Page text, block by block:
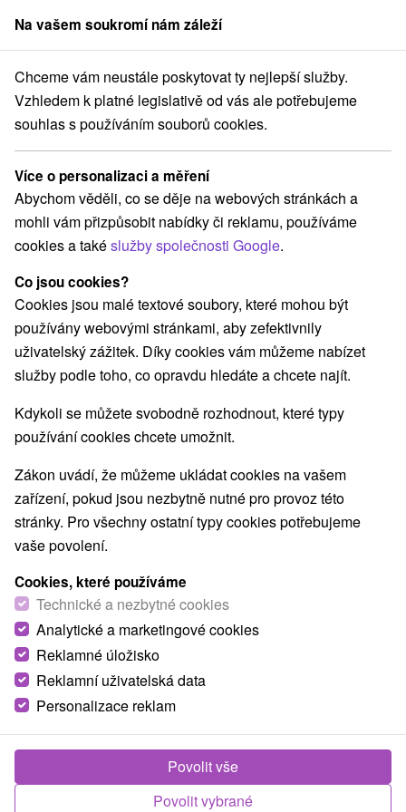
člen skupinySorger
Apartmány Stredné Slovensko Žilinský kraj Turčianske Teplice
Apartmány Turčianske Teplice
Kategorie
Všechny kategorie
Hotely na Slovensku (5)
Apartmány(5) Chaty na prenájom(3) Penzióny
Priváty
Vyberte lokalitu nebo termín
VŠECHNY NEJLEVNĚJŠÍ NEJDRAŽŠÍ PODLE
Apartmány Rezidencia Opera★★★★★
Turčianske Teplice
Na vašem soukromí nám záleží
Chceme vám neustále poskytovat ty nejlepší služby.
Vzhledem k platné legislativě od vás ale potřebujeme
souhlas s používáním souborů cookies.
Více o personalizaci a měření
Abychom věděli, co se děje na webových stránkách a
mohli vám přizpůsobit nabídky či reklamu, používáme
cookies a takéslužby společnosti Google.
Co jsou cookies?
Cookies jsou malé textové soubory, které mohou být
používány webovými stránkami, aby zefektivnily
uživatelský zážitek. Díky cookies vám můžeme nabízet
služby podle toho, co opravdu hledáte a chcete najít.
Kdykoli se můžete svobodně rozhodnout, které typy
používání cookies chcete umožnit.
Zákon uvádí, že můžeme ukládat cookies na vašem
zařízení, pokud jsou nezbytně nutné pro provoz této
stránky. Pro všechny ostatní typy cookies potřebujeme
vaše povolení.
Cookies, které používáme
Technické a nezbytné cookies
Analytické a marketingové cookies
Reklamné úložisko
Reklamní uživatelská data
Personalizace reklam
Povolit vybrané
Povolit vše